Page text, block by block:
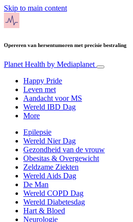
Skip to main content
Opereren van hersentumoren met precisie bestraling
Planet Health by Mediaplanet
Happy Pride
Leven met
Aandacht voor MS
Wereld IBD Dag
More
Epilepsie
Wereld Nier Dag
Gezondheid van de vrouw
Obesitas & Overgewicht
Zeldzame Ziekten
Wereld Aids Dag
De Man
Wereld COPD Dag
Wereld Diabetesdag
Hart & Bloed
Neurologie